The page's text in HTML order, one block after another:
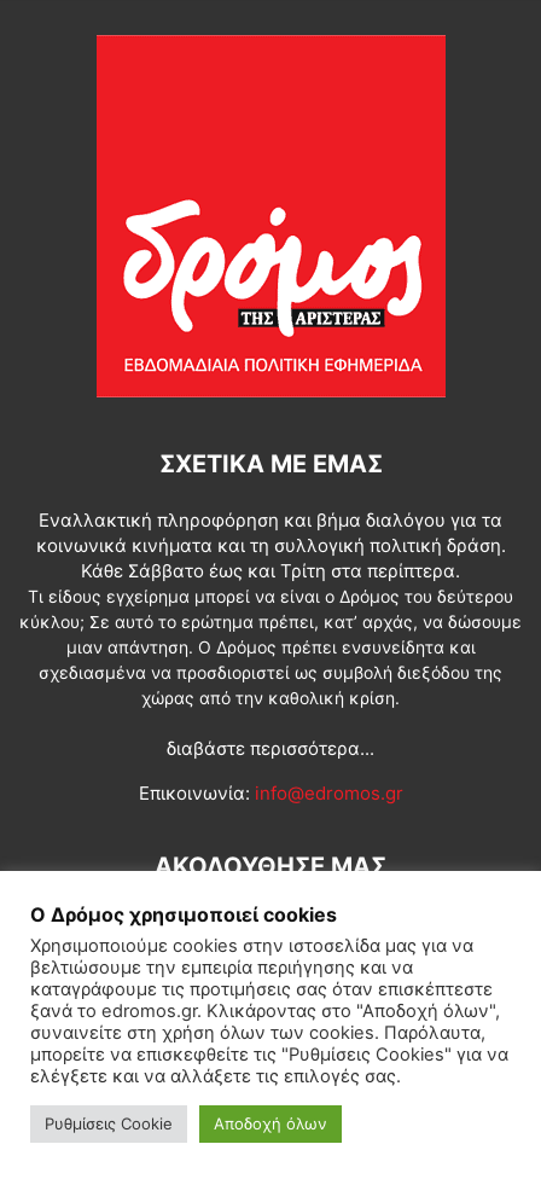
ΣΧΕΤΙΚΆ ΜΕ ΕΜΆΣ
Εναλλακτική πληροφόρηση και βήμα διαλόγου για τα
κοινωνικά κινήματα και τη συλλογική πολιτική δράση.
Κάθε Σάββατο έως και Τρίτη στα περίπτερα.
Τι είδους εγχείρημα μπορεί να είναι ο Δρόμος του δεύτερου
κύκλου; Σε αυτό το ερώτημα πρέπει, κατ’ αρχάς, να δώσουμε
μιαν απάντηση. Ο Δρόμος πρέπει ενσυνείδητα και
σχεδιασμένα να προσδιοριστεί ως συμβολή διεξόδου της
χώρας από την καθολική κρίση.
διαβάστε περισσότερα...
Επικοινωνία: info@edromos.gr
ΑΚΟΛΟΥΘΗΣΕ ΜΑΣ
Εγγραφή συνδρομητή Πολιτική Διεθνή Κοινωνία
Πολιτισμός Αφιερώματα
© Δρόμος της Αριστεράς
Ο Δρόμος χρησιμοποιεί cookies
Χρησιμοποιούμε cookies στην ιστοσελίδα μας για να
βελτιώσουμε την εμπειρία περιήγησης και να
καταγράφουμε τις προτιμήσεις σας όταν επισκέπτεστε
ξανά το edromos.gr. Κλικάροντας στο "Αποδοχή όλων",
συναινείτε στη χρήση όλων των cookies. Παρόλαυτα,
μπορείτε να επισκεφθείτε τις "Ρυθμίσεις Cookies" για να
ελέγξετε και να αλλάξετε τις επιλογές σας.
Ρυθμίσεις Cookie Αποδοχή όλων